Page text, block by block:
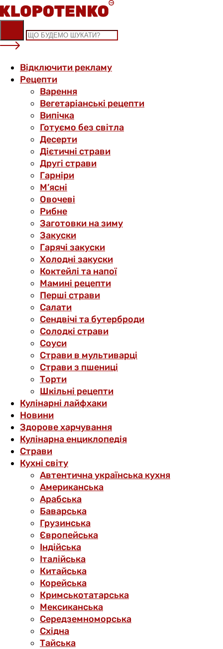
Skip
to
content
Відключити рекламу
Рецепти
Варення
Вегетаріанські рецепти
Випічка
Готуємо без світла
Десерти
Дієтичні страви
Другі страви
Гарніри
М’ясні
Овочеві
Рибне
Заготовки на зиму
Закуски
Гарячі закуски
Холодні закуски
Коктейлі та напої
Мамині рецепти
Перші страви
Салати
Сендвічі та бутерброди
Солодкі страви
Соуси
Страви в мультиварці
Страви з пшениці
Торти
Шкільні рецепти
Кулінарні лайфхаки
Новини
Здорове харчування
Кулінарна енциклопедія
Страви
Кухні світу
Автентична українська кухня
Американська
Арабська
Баварська
Грузинська
Європейська
Індійська
Італійська
Китайська
Корейська
Кримськотатарська
Мексиканська
Середземноморська
Східна
Тайська